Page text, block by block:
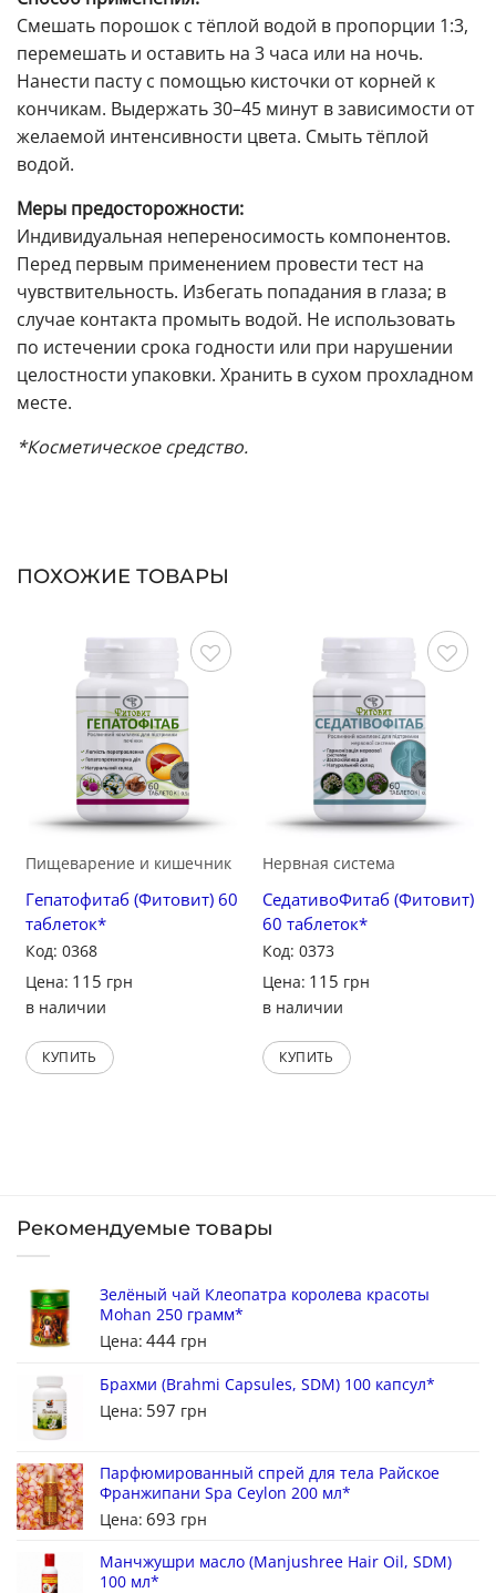
Смешать порошок с тёплой водой в пропорции 1:3,
перемешать и оставить на 3 часа или на ночь.
Нанести пасту с помощью кисточки от корней к
кончикам. Выдержать 30–45 минут в зависимости от
желаемой интенсивности цвета. Смыть тёплой
водой.
Меры предосторожности:
Индивидуальная непереносимость компонентов.
Перед первым применением провести тест на
чувствительность. Избегать попадания в глаза; в
случае контакта промыть водой. Не использовать
по истечении срока годности или при нарушении
целостности упаковки. Хранить в сухом прохладном
месте.
*Косметическое средство.
ПОХОЖИЕ ТОВАРЫ
Сохранить
Пищеварение и кишечник
Гепатофитаб (Фитовит) 60
таблеток*
Код: 0368
Цена: 115 грн
в наличии
КУПИТЬ
Сохранить
Нервная система
СедативоФитаб (Фитовит)
60 таблеток*
Код: 0373
Цена: 115 грн
в наличии
КУПИТЬ
Рекомендуемые товары
Зелёный чай Клеопатра королева красоты
Mohan 250 грамм*
Цена: 444 грн
Брахми (Brahmi Capsules, SDM) 100 капсул*
Цена: 597 грн
Парфюмированный спрей для тела Райское
Франжипани Spa Ceylon 200 мл*
Цена: 693 грн
Манчжушри масло (Manjushree Hair Oil, SDM)
100 мл*